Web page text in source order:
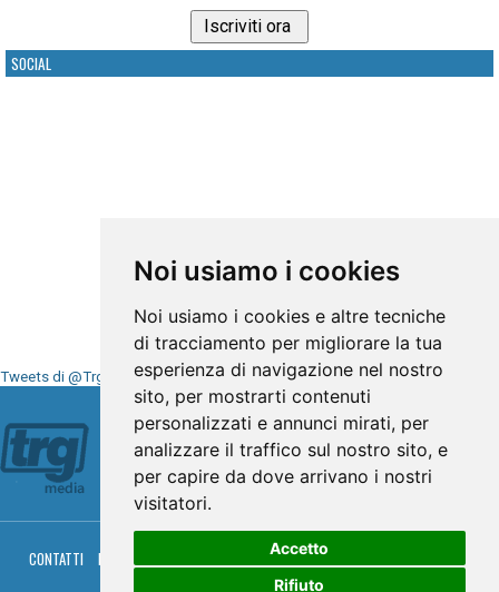
Noi usiamo i cookies
Noi usiamo i cookies e altre tecniche
di tracciamento per migliorare la tua
esperienza di navigazione nel nostro
sito, per mostrarti contenuti
personalizzati e annunci mirati, per
analizzare il traffico sul nostro sito, e
per capire da dove arrivano i nostri
visitatori.
Accetto
Rifiuto
SOCIAL
Tweets di @TrgMedia
Seguici su
CONTATTI PRIVACY PALINSESTO DIRETTA TV
RGM HITRADIO